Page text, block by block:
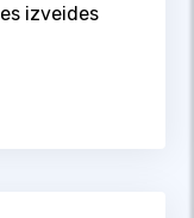
izveides